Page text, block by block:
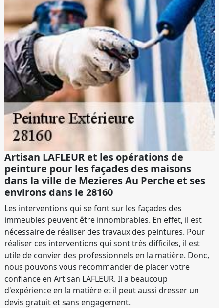
Artisan LAFLEUR et les opérations de
peinture pour les façades des maisons
dans la ville de Mezieres Au Perche et ses
environs dans le 28160
Les interventions qui se font sur les façades des
immeubles peuvent être innombrables. En effet, il est
nécessaire de réaliser des travaux des peintures. Pour
réaliser ces interventions qui sont très difficiles, il est
utile de convier des professionnels en la matière. Donc,
nous pouvons vous recommander de placer votre
confiance en Artisan LAFLEUR. Il a beaucoup
d'expérience en la matière et il peut aussi dresser un
devis gratuit et sans engagement.